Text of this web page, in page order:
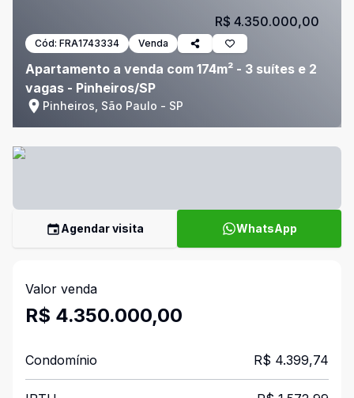
Cód: FRA1743334 Venda
Apartamento a venda com 174m² - 3 suítes e 2
vagas - Pinheiros/SP
Pinheiros, São Paulo - SP
R$ 4.350.000,00
Agendar visita WhatsApp
Valor venda
R$ 4.350.000,00
Condomínio R$ 4.399,74